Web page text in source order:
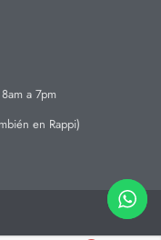
a 7pm
en Rappi)